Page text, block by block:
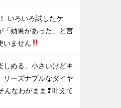
いろいろ試したケ
「効果があった」と言
いません
しめる、小さいけどキ
リーズナブルなダイヤ
んなわがまま❢叶えて